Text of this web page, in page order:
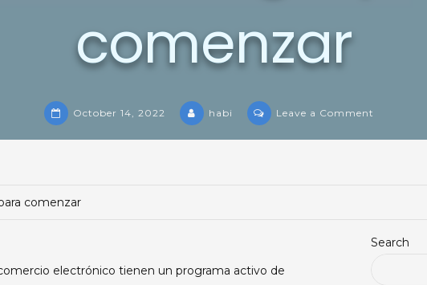
comenzar
October 14, 2022 habi Leave a Comment
comenzar
electrónico tienen un programa activo de
Search